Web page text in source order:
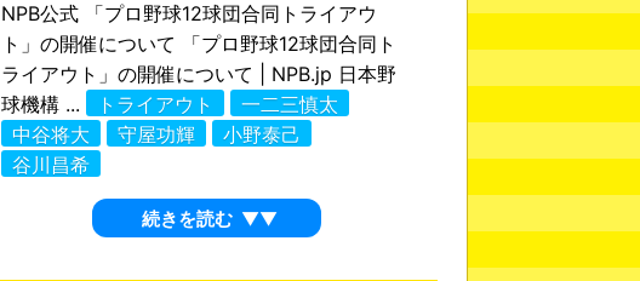
NPB公式 「プロ野球12球団合同トライアウ
ト」の開催について 「プロ野球12球団合同ト
ライアウト」の開催について | NPB.jp 日本野
球機構 ...
トライアウト
一二三慎太
中谷将大
守屋功輝
小野泰己
谷川昌希
続きを読む ▼▼